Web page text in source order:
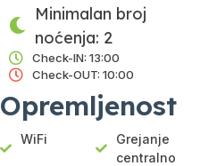
Minimalan broj
noćenja: 2
Check-IN: 13:00
Check-OUT: 10:00
Opremljenost
WiFi
Grejanje
centralno